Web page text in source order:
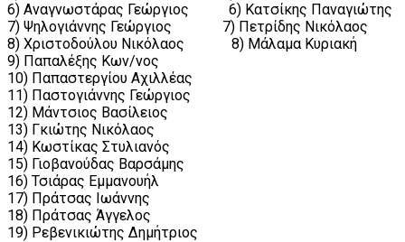
6) Αναγνωστάρας Γεώργιος 6) Κατσίκης Παναγιώτης
7) Ψηλογιάννης Γεώργιος 7) Πετρίδης Νικόλαος
8) Χριστοδούλου Νικόλαος 8) Μάλαμα Κυριακή
9) Παπαλέξης Κων/νος
10) Παπαστεργίου Αχιλλέας
11) Παστογιάννης Γεώργιος
12) Μάντσιος Βασίλειος
13) Γκιώτης Νικόλαος
14) Κωστίκας Στυλιανός
15) Γιοβανούδας Βαρσάμης
16) Τσιάρας Εμμανουήλ
17) Πράτσας Ιωάννης
18) Πράτσας Άγγελος
19) Ρεβενικιώτης Δημήτριος